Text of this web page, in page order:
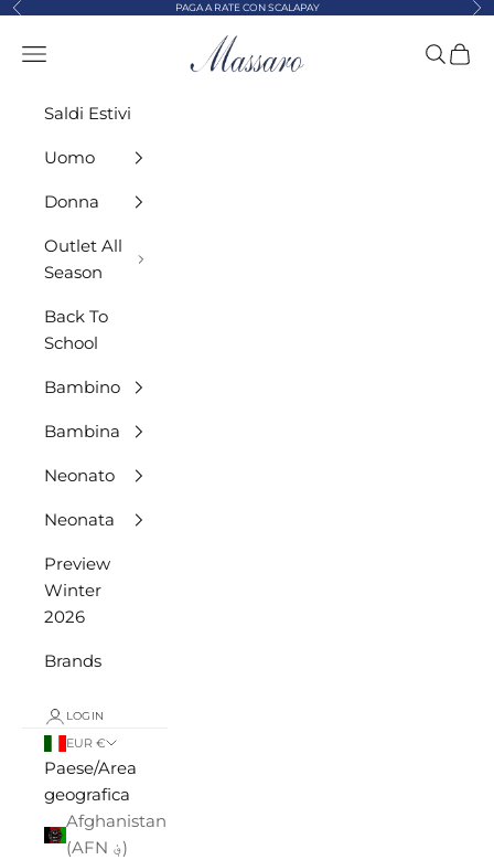
Vai al contenuto
Precedente PAGA A RATE CON SCALAPAY
MASSARO ABBIGLIAMENTO
Menù Cerca
Saldi Estivi
Uomo
Donna
Outlet All
Season
Back To
School
Bambino
Bambina
Neonato
Neonata
Preview
Winter
2026
Brands
LOGIN
EUR €
Paese/Area
geografica
Afghanistan
(AFN ؋)